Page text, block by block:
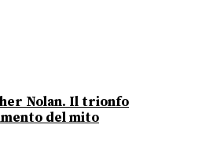
Nolan. Il trionfo
del mito